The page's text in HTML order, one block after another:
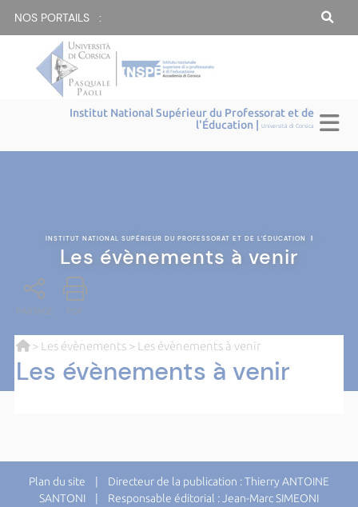
NOS PORTAILS :
Institut National Supérieur du Professorat et de
l'Éducation |Università di Corsica
INSTITUT NATIONAL SUPÉRIEUR DU PROFESSORAT ET DE L'ÉDUCATION |
Les évènements à venir
PARTAGE PDF
> Les évènements > Les évènements à venir
Les évènements à venir
Plan du site | Directeur de la publication : Thierry ANTOINE
SANTONI | Responsable éditorial : Jean-Marc SIMEONI